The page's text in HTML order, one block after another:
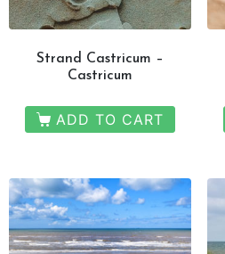
Strand Castricum –
Castricum
ADD TO CART